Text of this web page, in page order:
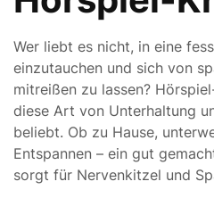
Wer liebt es nicht, in eine
einzutauchen und sich von
mitreißen zu lassen?
diese Art von Unterhaltung
beliebt. Ob zu Hause,
Entspannen – ein gut
sorgt für Nervenkitzel und